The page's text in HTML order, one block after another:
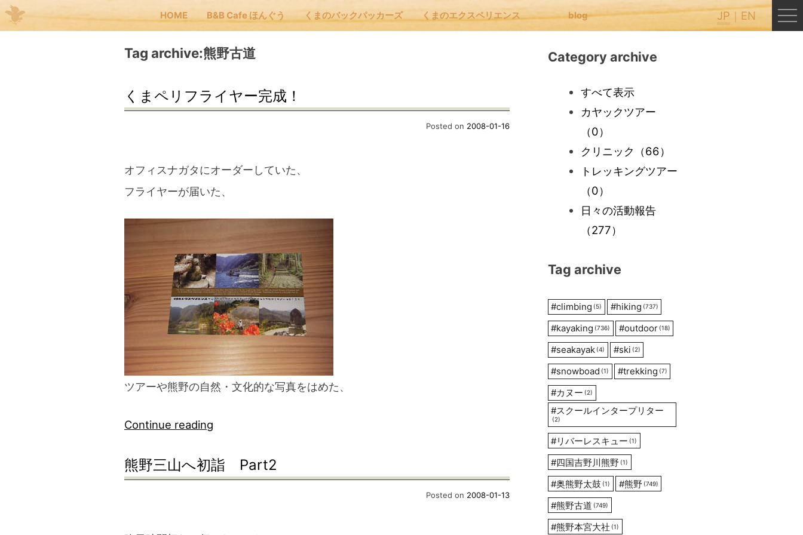
HOME B&B Cafe ほんぐう くまのバックパッカーズ くまのエクスペリエンス blog JP EN
Menu
JP
B&B Cafe ほんぐう
blog
Tag archive:熊野古道
くまペリフライヤー完成！
Posted on 2008-01-16
オフィスナガタにオーダーしていた、
フライヤーが届いた、
ツアーや熊野の自然・文化的な写真をはめた、
Continue reading
ペ
熊野三山へ初詣 Part2
Posted on 2008-01-13
Category archive
すべて表示
カヤックツアー
（0）
クリニック
（66）
トレッキングツアー
（0）
日々の活動報告
（277）
Tag archive
#climbing (5) #hiking (737)
#kayaking (736) #outdoor (18)
#seakayak (4) #ski (2)
#snowboad (1) #trekking (7)
#カヌー (2)
#スクールインタープリター
(2)
#リバーレスキュー (1)
#四国吉野川熊野 (1)
#奥熊野太鼓 (1) #熊野 (749)
#熊野古道 (749)
#熊野本宮大社 (1)